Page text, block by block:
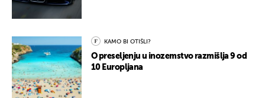
KAMO BI OTIŠLI?
O preseljenju u inozemstvo razmišlja 9 od
10 Europljana